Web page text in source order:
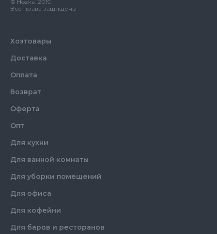
Емкость
упаковке
Назначение
© Hozka. 2019.
Все права защищены
Хозтовары
Доставка
Оплата
Возврат
Оферта
Опт
Для кухни
Для ванной комнаты
Для уборки помещений
Для офиса
Для кофейни
Для баров и ресторанов